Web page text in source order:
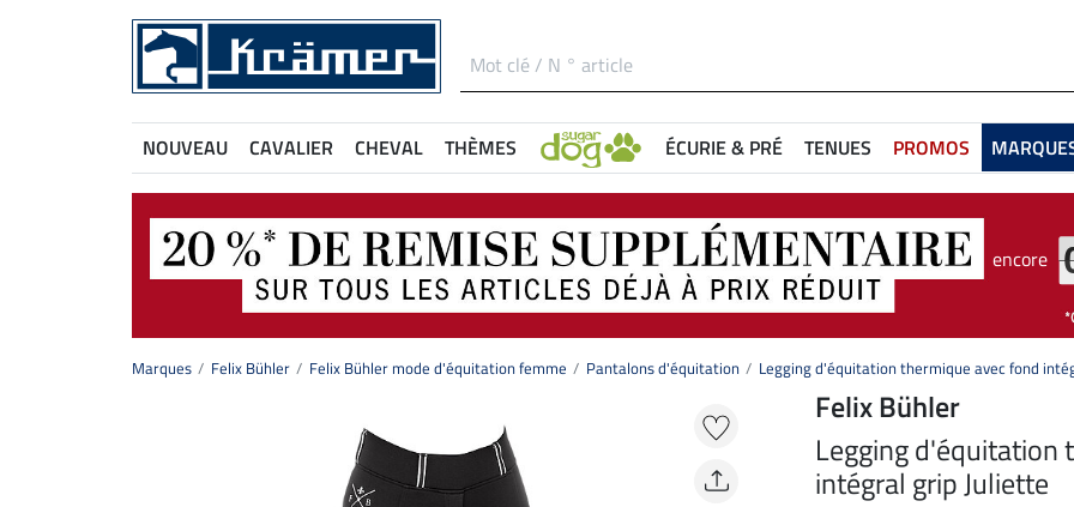
NOUVEAU CAVALIER CHEVAL THÈMES ÉCURIE & PRÉ TENUES PROMOS
encore
Marques Felix Bühler Felix Bühler mode d'équitation femme Pantalons d'équitation Legging d'équitation thermique avec fond
Felix Bühler
Legging d'équitation
intégral grip Juliette